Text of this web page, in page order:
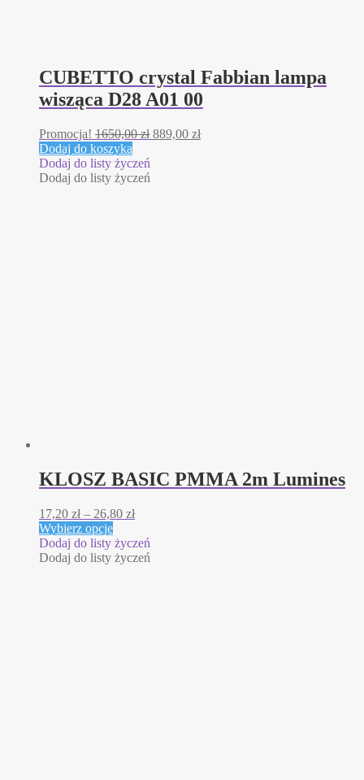
CUBETTO crystal Fabbian lampa
wisząca D28 A01 00
Promocja! 1650,00zł Pierwotna
889,00 złAktualna
Dodaj do koszyka
Dodaj do listy życzeń
Dodaj do listy życzeń
KLOSZ BASIC PMMA 2m Lumines
17,20 zł – 26,80 złZakres
od
17,20 zł
Wybierz opcjeTen
produkt
ma
Dodaj do listy życzeń
Dodaj do listy życzeń